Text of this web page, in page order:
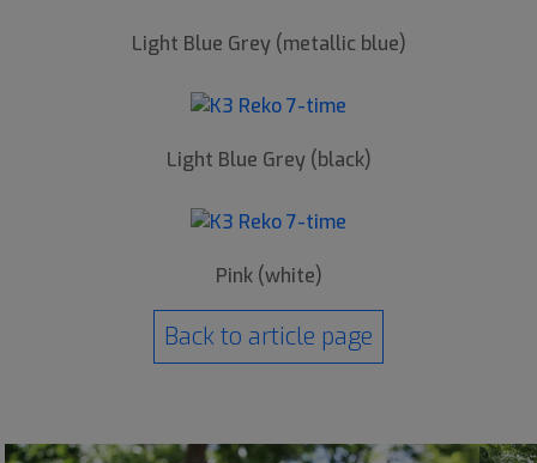
Light Blue Grey (metallic blue)
Light Blue Grey (black)
Pink (white)
Back to article page